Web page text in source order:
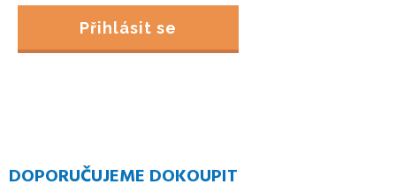
Přihlásit se
DOPORUČUJEME DOKOUPIT